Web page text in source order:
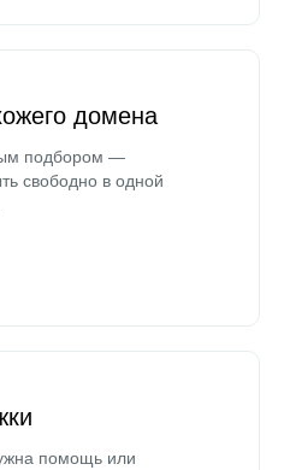
домена
подбором —
свободно в одной
помощь или